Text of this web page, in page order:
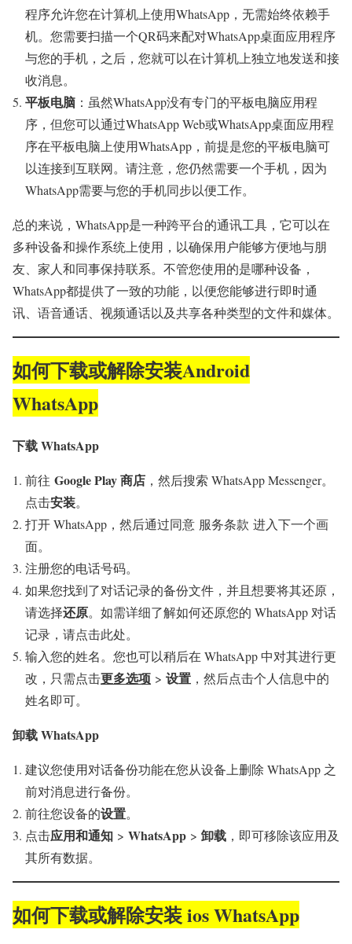
程序允许您在计算机上使用WhatsApp，无需始终依赖手
机。您需要扫描一个QR码来配对WhatsApp桌面应用程序
与您的手机，之后，您就可以在计算机上独立地发送和接
收消息。
平板电脑 ：虽然WhatsApp没有专门的平板电脑应用程
序，但您可以通过WhatsApp Web或WhatsApp桌面应用程
序在平板电脑上使用WhatsApp，前提是您的平板电脑可
以连接到互联网。请注意，您仍然需要一个手机，因为
WhatsApp需要与您的手机同步以便工作。
总的来说，WhatsApp是一种跨平台的通讯工具，它可以在
多种设备和操作系统上使用，以确保用户能够方便地与朋
友、家人和同事保持联系。不管您使用的是哪种设备，
WhatsApp都提供了一致的功能，以便您能够进行即时通
讯、语音通话、视频通话以及共享各种类型的文件和媒体。
如何下载或解除安装Android
WhatsApp
下载 WhatsApp
前往 Google Play商店 ，然后搜索 WhatsApp Messenger。
点击安装。
打开 WhatsApp，然后通过同意 服务条款 进入下一个画
面。
注册您的电话号码。
如果您找到了对话记录的备份文件，并且想要将其还原，
请选择还原。如需详细了解如何还原您的 WhatsApp 对话
记录，请点击此处。
输入您的姓名。您也可以稍后在 WhatsApp 中对其进行更
改，只需点击更多选项 > 设置 ，然后点击个人信息中的
姓名即可。
卸载 WhatsApp
建议您使用对话备份功能在您从设备上删除 WhatsApp 之
前对消息进行备份。
前往您设备的设置。
点击应用和通知 > WhatsApp > 卸载 ，即可移除该应用及
其所有数据。
如何下载或解除安装 ios WhatsApp